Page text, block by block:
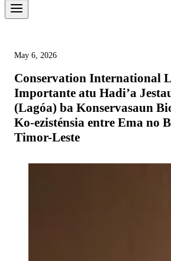
May 6, 2026
Conservation International
Importante atu Hadi’a
(Lagóa) ba Konservasaun
Ko-ezisténsia entre Ema no
Timor-Leste